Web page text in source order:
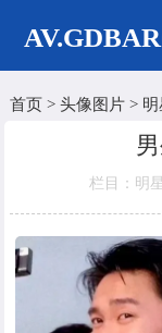
首页
女生头像
美女头像
首页> 头像图片>
栏目：明